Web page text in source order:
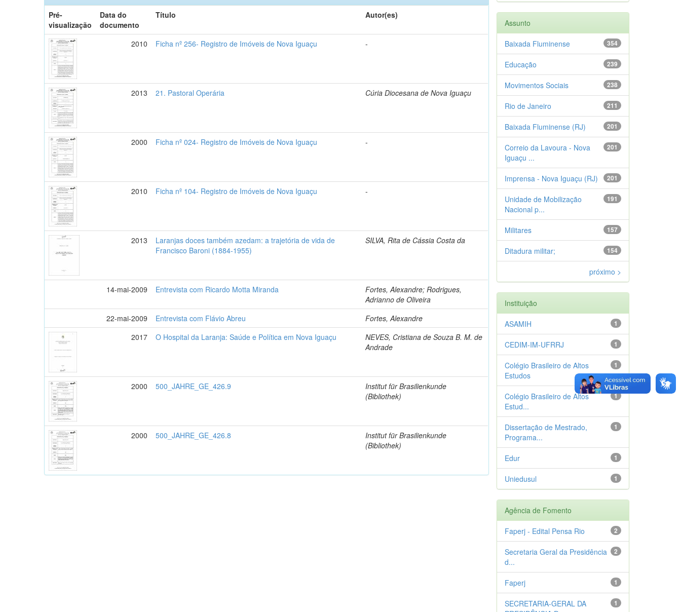
Pré-
visualização
Data do
documento
Título Autor(es)
2010 Ficha nº 256- Registro de Imóveis de Nova Iguaçu -
2013 21. Pastoral Operária Cúria Diocesana de Nova Iguaçu
2000 Ficha nº 024- Registro de Imóveis de Nova Iguaçu -
2010 Ficha nº 104- Registro de Imóveis de Nova Iguaçu -
2013
Laranjas doces também azedam: a trajetória de vida de
Francisco Baroni (1884-1955)
SILVA, Rita de Cássia Costa da
14-mai-2009 Entrevista com Ricardo Motta Miranda
Fortes, Alexandre; Rodrigues,
Adrianno de Oliveira
22-mai-2009
Entrevista com Flávio Abreu
Fortes, Alexandre
2017
O Hospital da Laranja: Saúde e Política em Nova Iguaçu
NEVES, Cristiana de Souza B. M. de
Andrade
2000 500_JAHRE_GE_426.9
Institut für Brasilienkunde
(Bibliothek)
2000 500_JAHRE_GE_426.8
Institut für Brasilienkunde
(Bibliothek)
Assunto
354
Baixada Fluminense
239
Educação
238
Movimentos Sociais
211
Rio de Janeiro
201
Baixada Fluminense (RJ)
201
Correio da Lavoura - Nova
Iguaçu ...
201
Imprensa - Nova Iguaçu (RJ)
191
Unidade de Mobilização
Nacional p...
157
Militares
154
Ditadura militar;
próximo >
Instituição
1
ASAMIH
1
CEDIM-IM-UFRRJ
1
Colégio Brasileiro de Altos
Estudos
1
Colégio Brasileiro de Altos
Estud...
1
Dissertação de Mestrado,
Programa...
1
Edur
1
Uniedusul
Agência de Fomento
2
Faperj - Edital Pensa Rio
2
Secretaria Geral da Presidência
d...
1
Faperj
1
SECRETARIA-GERAL DA